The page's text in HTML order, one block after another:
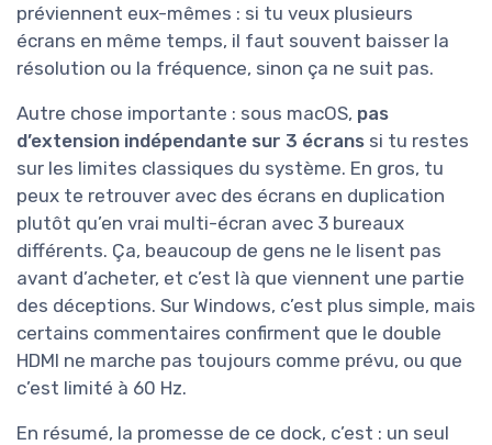
préviennent eux-mêmes : si tu veux plusieurs
écrans en même temps, il faut souvent baisser la
résolution ou la fréquence, sinon ça ne suit pas.
Autre chose importante : sous macOS, pas
d’extension indépendante sur 3 écrans si tu restes
sur les limites classiques du système. En gros, tu
peux te retrouver avec des écrans en duplication
plutôt qu’en vrai multi-écran avec 3 bureaux
différents. Ça, beaucoup de gens ne le lisent pas
avant d’acheter, et c’est là que viennent une partie
des déceptions. Sur Windows, c’est plus simple, mais
certains commentaires confirment que le double
HDMI ne marche pas toujours comme prévu, ou que
c’est limité à 60 Hz.
En résumé, la promesse de ce dock, c’est : un seul